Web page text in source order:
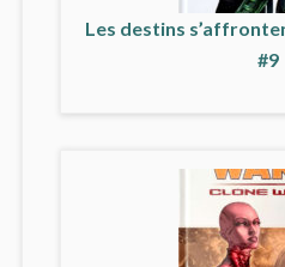
Les destins
#9